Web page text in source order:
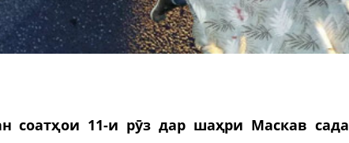
соатҳои 11-и рӯз дар шаҳри Маскав